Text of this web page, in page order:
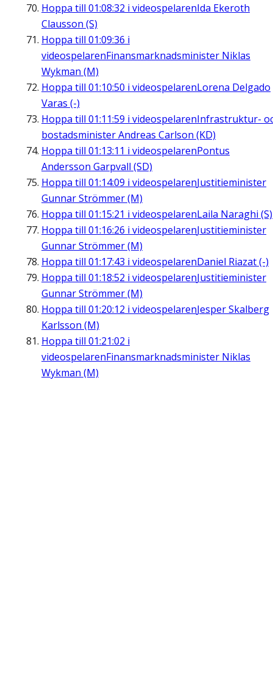
Hoppa till 01:08:32 i videospelarenIda Ekeroth
Clausson (S)
Hoppa till 01:09:36 i
videospelarenFinansmarknadsminister Niklas
Wykman (M)
Hoppa till 01:10:50 i videospelarenLorena Delgado
Varas (-)
Hoppa till 01:11:59 i videospelarenInfrastruktur-
bostadsminister Andreas Carlson (KD)
Hoppa till 01:13:11 i videospelarenPontus
Andersson Garpvall (SD)
Hoppa till 01:14:09 i videospelarenJustitieminister
Gunnar Strömmer (M)
Hoppa till 01:15:21 i videospelarenLaila Naraghi (S)
Hoppa till 01:16:26 i videospelarenJustitieminister
Gunnar Strömmer (M)
Hoppa till 01:17:43 i videospelarenDaniel Riazat (-)
Hoppa till 01:18:52 i videospelarenJustitieminister
Gunnar Strömmer (M)
Hoppa till 01:20:12 i videospelarenJesper Skalberg
Karlsson (M)
Hoppa till 01:21:02 i
videospelarenFinansmarknadsminister Niklas
Wykman (M)